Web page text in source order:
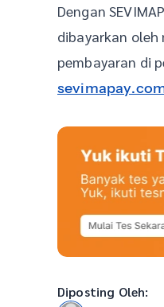
Dengan
dibayarkan oleh
pembayaran di
Diposting Oleh: